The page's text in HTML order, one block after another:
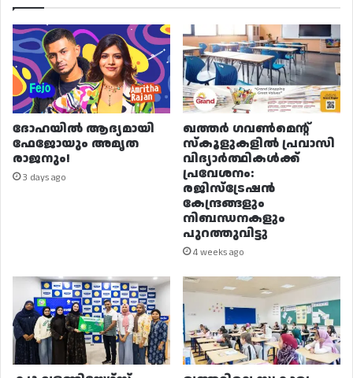
ദോഹയിൽ ആദ്യമായി
ഫേജോയും അമൃത
രാജനും!
3 days ago
ഖത്തർ ഗവൺമെന്റ്
സ്കൂളുകളിൽ പ്രവാസി
വിദ്യാർത്ഥികൾക്ക്
പ്രവേശനം:
രജിസ്ട്രേഷൻ
കേന്ദ്രങ്ങളും
നിബന്ധനകളും
പുറത്തുവിട്ടു
4 weeks ago